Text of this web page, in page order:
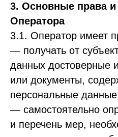
3. Основные права и
Оператора
3.1. Оператор имеет
— получать от
данных достоверные
или документы,
персональные
— самостоятельно
и перечень мер,